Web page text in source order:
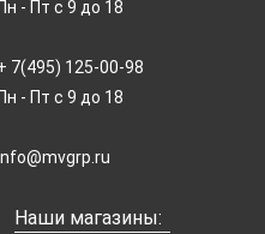
Пн - Пт с 9 до 18
7(495) 125-00-98
Пн - Пт с 9 до 18
Наши магазины: